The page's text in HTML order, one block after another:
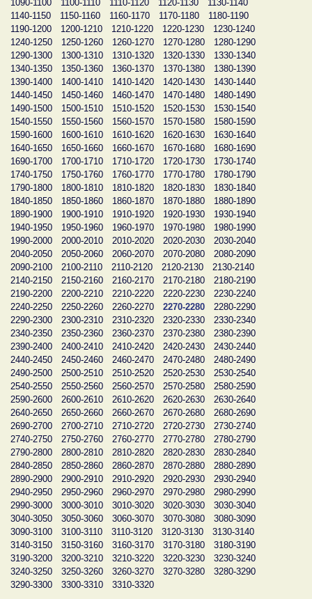
1090-1100
1100-1110 1110-1120 1120-1130
1130-1140
1140-1150
1150-1160 1160-1170 1170-1180
1180-1190
1190-1200
1200-1210 1210-1220 1220-1230
1230-1240
1240-1250
1250-1260 1260-1270 1270-1280
1280-1290
1290-1300
1300-1310 1310-1320 1320-1330
1330-1340
1340-1350
1350-1360 1360-1370 1370-1380
1380-1390
1390-1400
1400-1410 1410-1420 1420-1430
1430-1440
1440-1450
1450-1460 1460-1470 1470-1480
1480-1490
1490-1500
1500-1510 1510-1520 1520-1530
1530-1540
1540-1550
1550-1560 1560-1570 1570-1580
1580-1590
1590-1600
1600-1610 1610-1620 1620-1630
1630-1640
1640-1650
1650-1660 1660-1670 1670-1680
1680-1690
1690-1700
1700-1710 1710-1720 1720-1730
1730-1740
1740-1750
1750-1760 1760-1770 1770-1780
1780-1790
1790-1800
1800-1810 1810-1820 1820-1830
1830-1840
1840-1850
1850-1860 1860-1870 1870-1880
1880-1890
1890-1900
1900-1910 1910-1920 1920-1930
1930-1940
1940-1950
1950-1960 1960-1970 1970-1980
1980-1990
1990-2000
2000-2010 2010-2020 2020-2030
2030-2040
2040-2050
2050-2060 2060-2070 2070-2080
2080-2090
2090-2100
2100-2110 2110-2120 2120-2130
2130-2140
2140-2150
2150-2160 2160-2170 2170-2180
2180-2190
2190-2200
2200-2210 2210-2220 2220-2230
2230-2240
2240-2250
2250-2260 2260-2270 2270-2280
2280-2290
2290-2300
2300-2310 2310-2320 2320-2330
2330-2340
2340-2350
2350-2360 2360-2370 2370-2380
2380-2390
2390-2400
2400-2410 2410-2420 2420-2430
2430-2440
2440-2450
2450-2460 2460-2470 2470-2480
2480-2490
2490-2500
2500-2510 2510-2520 2520-2530
2530-2540
2540-2550
2550-2560 2560-2570 2570-2580
2580-2590
2590-2600
2600-2610 2610-2620 2620-2630
2630-2640
2640-2650
2650-2660 2660-2670 2670-2680
2680-2690
2690-2700
2700-2710 2710-2720 2720-2730
2730-2740
2740-2750
2750-2760 2760-2770 2770-2780
2780-2790
2790-2800
2800-2810 2810-2820 2820-2830
2830-2840
2840-2850
2850-2860 2860-2870 2870-2880
2880-2890
2890-2900
2900-2910 2910-2920 2920-2930
2930-2940
2940-2950
2950-2960 2960-2970 2970-2980
2980-2990
2990-3000
3000-3010 3010-3020 3020-3030
3030-3040
3040-3050
3050-3060 3060-3070 3070-3080
3080-3090
3090-3100
3100-3110 3110-3120 3120-3130
3130-3140
3140-3150
3150-3160 3160-3170 3170-3180
3180-3190
3190-3200
3200-3210 3210-3220 3220-3230
3230-3240
3240-3250
3250-3260 3260-3270 3270-3280
3280-3290
3290-3300
3300-3310 3310-3320